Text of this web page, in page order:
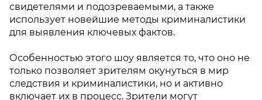
свидетелями и подозреваемыми, а также
использует новейшие методы криминалистики
для выявления ключевых фактов.
Особенностью этого шоу является то, что оно не
только позволяет зрителям окунуться в мир
следствия и криминалистики, но и активно
включает их в процесс. Зрители могут